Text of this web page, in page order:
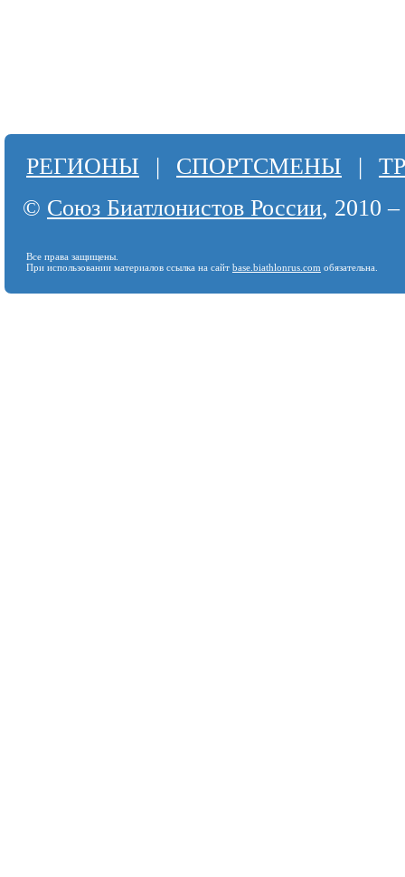
РЕГИОНЫ | СПОРТСМЕНЫ |
© Союз Биатлонистов России, 2010
Все права защищены.
При использовании материалов ссылка на сайт base.biathlonrus.com обязательна.